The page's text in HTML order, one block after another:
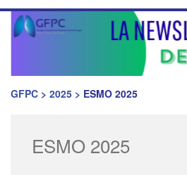
GFPC > 2025 > ESMO 2025
ESMO 2025